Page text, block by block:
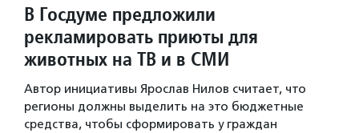
В Госдуме предложили
рекламировать приюты для
животных на ТВ и в СМИ
Автор инициативы Ярослав Нилов считает, что
регионы должны выделить на это бюджетные
средства, чтобы сформировать у граждан